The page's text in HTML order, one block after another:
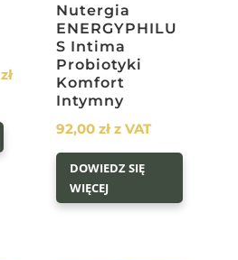
złZakres
175,00 zł
Ten
Nutergia
ENERGYPHILU
S Intima
Probiotyki
Komfort
Intymny
92,00zł z VAT
DOWIEDZ SIĘ
WIĘCEJ